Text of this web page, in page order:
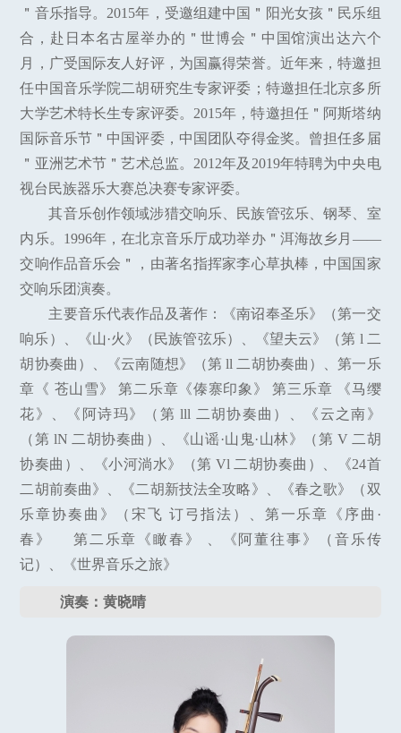
＂音乐指导。2015年，受邀组建中国＂阳光女孩＂民乐组
合，赴日本名古屋举办的＂世博会＂中国馆演出达六个
月，广受国际友人好评，为国赢得荣誉。近年来，特邀担
任中国音乐学院二胡研究生专家评委；特邀担任北京多所
大学艺术特长生专家评委。2015年，特邀担任＂阿斯塔纳
国际音乐节＂中国评委，中国团队夺得金奖。曾担任多届
＂亚洲艺术节＂艺术总监。2012年及2019年特聘为中央电
视台民族器乐大赛总决赛专家评委。
其音乐创作领域涉猎交响乐、民族管弦乐、钢琴、室
内乐。1996年，在北京音乐厅成功举办＂洱海故乡月——
交响作品音乐会＂，由著名指挥家李心草执棒，中国国家
交响乐团演奏。
主要音乐代表作品及著作：《南诏奉圣乐》（第一交
响乐）、《山·火》（民族管弦乐）、《望夫云》（第 l 二
胡协奏曲）、《云南随想》（第 ll 二胡协奏曲）、第一乐
章《 苍山雪》 第二乐章《傣寨印象》 第三乐章 《马缨
花》、《阿诗玛》（第 lll 二胡协奏曲）、《云之南》
（第 lN 二胡协奏曲）、《山谣·山鬼·山林》（第 V 二胡
协奏曲）、《小河淌水》（第 Vl 二胡协奏曲）、《24首
二胡前奏曲》、《二胡新技法全攻略》、《春之歌》（双
乐章协奏曲》（宋飞 订弓指法）、第一乐章《序曲·
春》 第二乐章《瞰春》 、《阿董往事》（音乐传
记）、《世界音乐之旅》
演奏：黄晓晴